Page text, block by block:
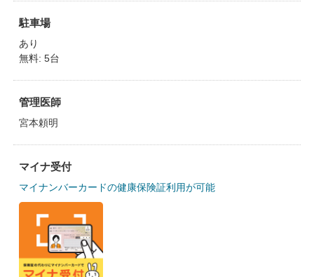
駐車場
あり
無料: 5台
管理医師
宮本頼明
マイナ受付
マイナンバーカードの健康保険証利用が可能